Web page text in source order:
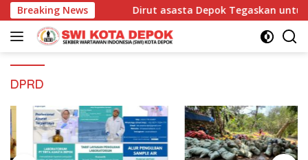
Langsung
ke
konten
Breaking News
Menuju IPO Dirut asasta Depok Tegaskan untuk
DPRD